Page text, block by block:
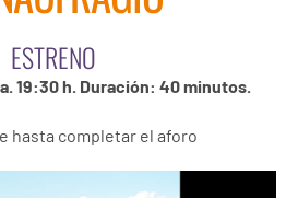
ESTRENO
19:30 h. Duración: 40 minutos.
hasta completar el aforo